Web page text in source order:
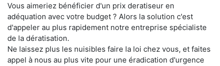
Vous aimeriez bénéficier d'un prix deratiseur en
adéquation avec votre budget ? Alors la solution c'est
d'appeler au plus rapidement notre entreprise spécialiste
de la dératisation.
Ne laissez plus les nuisibles faire la loi chez vous, et faites
appel à nous au plus vite pour une éradication d'urgence